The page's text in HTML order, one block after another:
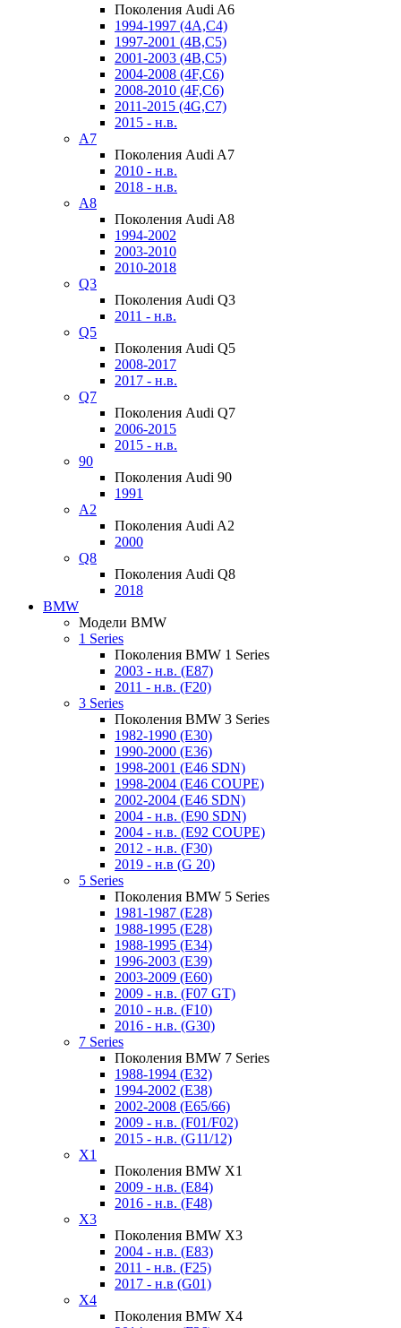
Поколения Audi A6
1994-1997 (4A,C4)
1997-2001 (4B,C5)
2001-2003 (4B,C5)
2004-2008 (4F,C6)
2008-2010 (4F,C6)
2011-2015 (4G,C7)
2015 - н.в.
A7
Поколения Audi A7
2010 - н.в.
2018 - н.в.
A8
Поколения Audi A8
1994-2002
2003-2010
2010-2018
Q3
Поколения Audi Q3
2011 - н.в.
Q5
Поколения Audi Q5
2008-2017
2017 - н.в.
Q7
Поколения Audi Q7
2006-2015
2015 - н.в.
90
Поколения Audi 90
1991
A2
Поколения Audi A2
2000
Q8
Поколения Audi Q8
2018
BMW
Модели BMW
1 Series
Поколения BMW 1 Series
2003 - н.в. (E87)
2011 - н.в. (F20)
3 Series
Поколения BMW 3 Series
1982-1990 (E30)
1990-2000 (E36)
1998-2001 (E46 SDN)
1998-2004 (E46 COUPE)
2002-2004 (E46 SDN)
2004 - н.в. (E90 SDN)
2004 - н.в. (E92 COUPE)
2012 - н.в. (F30)
2019 - н.в (G 20)
5 Series
Поколения BMW 5 Series
1981-1987 (E28)
1988-1995 (E28)
1988-1995 (E34)
1996-2003 (E39)
2003-2009 (E60)
2009 - н.в. (F07 GT)
2010 - н.в. (F10)
2016 - н.в. (G30)
7 Series
Поколения BMW 7 Series
1988-1994 (E32)
1994-2002 (E38)
2002-2008 (E65/66)
2009 - н.в. (F01/F02)
2015 - н.в. (G11/12)
X1
Поколения BMW X1
2009 - н.в. (E84)
2016 - н.в. (F48)
X3
Поколения BMW X3
2004 - н.в. (E83)
2011 - н.в. (F25)
2017 - н.в (G01)
X4
Поколения BMW X4